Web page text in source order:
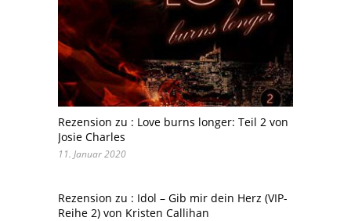
Rezension zu : Love burns longer: Teil 2 von
Josie Charles
11. Januar 2020
Rezension zu : Idol – Gib mir dein Herz (VIP-
Reihe 2) von Kristen Callihan